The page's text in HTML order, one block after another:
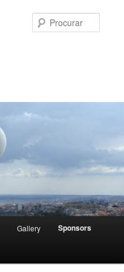
Gallery Sponsors